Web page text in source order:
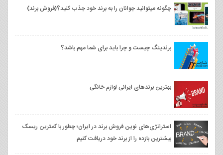
چگونه میتوانید جوانان را به برند خود جذب کنید؟(فروش برند)
برندینگ چیست و چرا باید برای شما مهم باشد؟
بهترین برندهای ایرانی لوازم خانگی
استراتژی‌های نوین فروش برند در ایران؛ چطور با کمترین ریسک
بیشترین بازده را از برند خود دریافت کنیم